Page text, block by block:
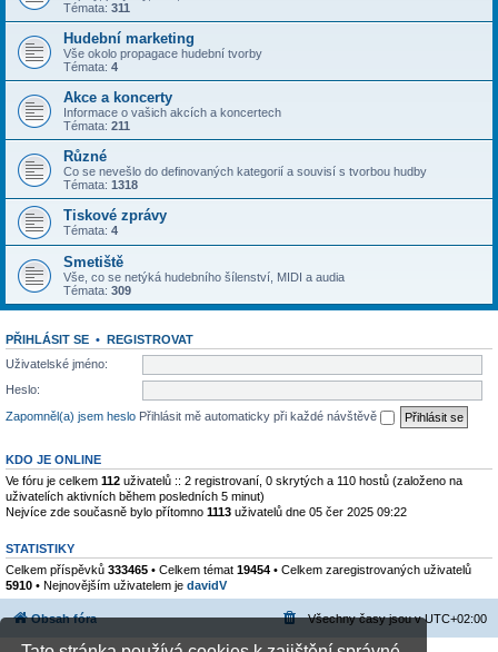
Témata: 311
Hudební marketing
Vše okolo propagace hudební tvorby
Témata: 4
Akce a koncerty
Informace o vašich akcích a koncertech
Témata: 211
Různé
Co se nevešlo do definovaných kategorií a souvisí s tvorbou hudby
Témata: 1318
Tiskové zprávy
Témata: 4
Smetiště
Vše, co se netýká hudebního šílenství, MIDI a audia
Témata: 309
PŘIHLÁSIT SE • REGISTROVAT
Uživatelské jméno:
Heslo:
Zapomněl(a) jsem heslo Přihlásit mě automaticky při každé návštěvě
KDO JE ONLINE
Ve fóru je celkem 112 uživatelů :: 2 registrovaní, 0 skrytých a 110 hostů (založeno na
uživatelích aktivních během posledních 5 minut)
Nejvíce zde současně bylo přítomno 1113 uživatelů dne 05 čer 2025 09:22
STATISTIKY
Celkem příspěvků 333465 • Celkem témat 19454 • Celkem zaregistrovaných uživatelů
5910 • Nejnovějším uživatelem je davidV
Obsah fóra Všechny časy jsou vUTC+02:00